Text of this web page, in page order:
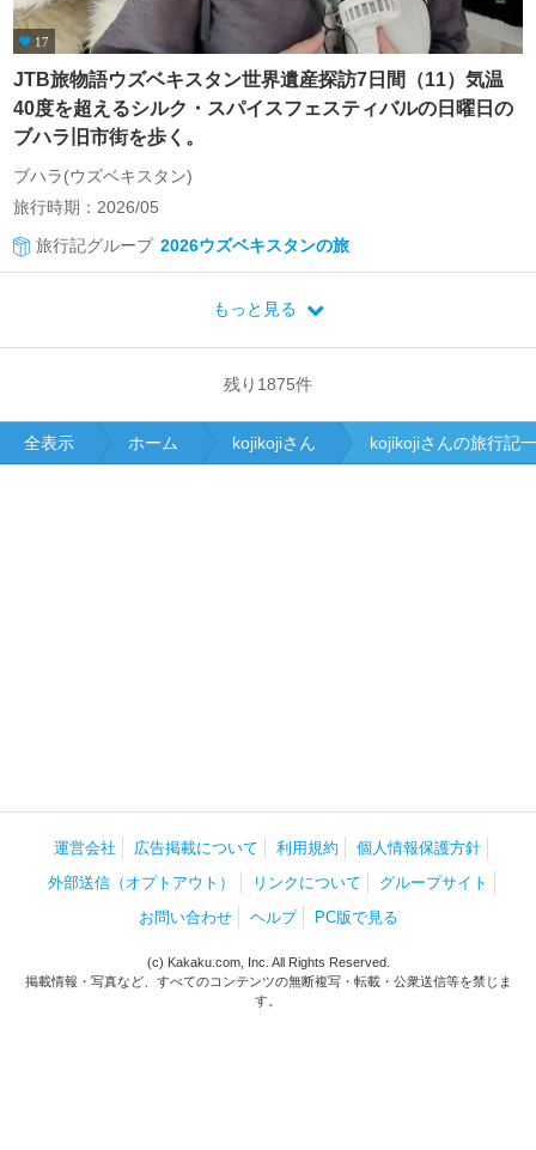
17
JTB旅物語ウズベキスタン世界遺産探訪7日間（11）気温
40度を超えるシルク・スパイスフェスティバルの日曜日の
ブハラ旧市街を歩く。
ブハラ(ウズベキスタン)
旅行時期：2026/05
旅行記グループ 2026ウズベキスタンの旅
もっと見る
残り 1875件
全表示 ホーム kojikojiさん kojikojiさんの旅行記
運営会社 広告掲載について 利用規約
個人情報保護方針
外部送信（オプトアウト）
リンクについて
グループサイト
お問い合わせ
ヘルプ PC版で見る
(c) Kakaku.com, Inc. All Rights Reserved.
掲載情報・写真など、すべてのコンテンツの無断複写・転載・公衆送信等を禁じま
す。